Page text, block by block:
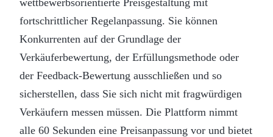
fortschrittlicher Regelanpassung. Sie können
Konkurrenten auf der Grundlage der
Verkäuferbewertung, der Erfüllungsmethode oder
der Feedback-Bewertung ausschließen und so
sicherstellen, dass Sie sich nicht mit fragwürdigen
Verkäufern messen müssen. Die Plattform nimmt
alle 60 Sekunden eine Preisanpassung vor und bietet